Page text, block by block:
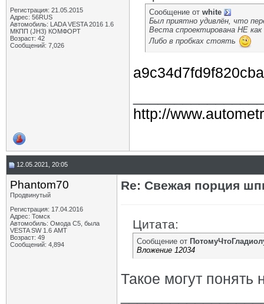
Регистрация: 21.05.2015
Адрес: 56RUS
Автомобиль: LADA VESTA 2016 1.6
МКПП (JH3) КОМФОРТ
Возраст: 42
Сообщений: 7,026
Сообщение от white
Был приятно удивлён, что
Веста спроектирована НЕ
Либо в пробках стоять
http://
12.05.2021, 20:05
Phantom70
Продвинутый
Регистрация: 17.04.2016
Адрес: Томск
Автомобиль: Омода С5, была
VESTA SW 1.6 АМТ
Возраст: 49
Сообщений: 4,894
Re: Свежая порция
Цитата:
Сообщение от
Вложение 12034
Такое могут понять